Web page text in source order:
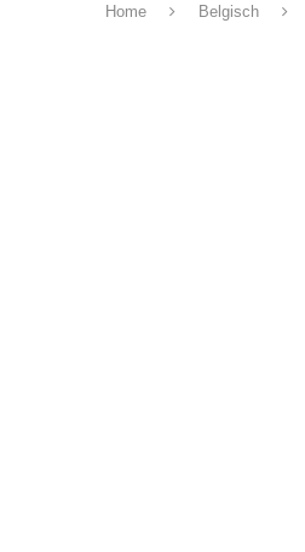
Home Belgisch